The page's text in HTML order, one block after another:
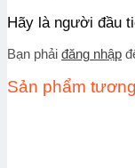
Hãy là người đầu
Bạn phải đăng nhập
Sản phẩm